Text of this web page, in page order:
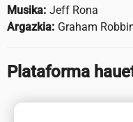
Musika: Jeff Rona
Argazkia: Graham
Plataforma